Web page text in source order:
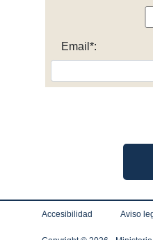
Email*:
Accesibilidad Aviso